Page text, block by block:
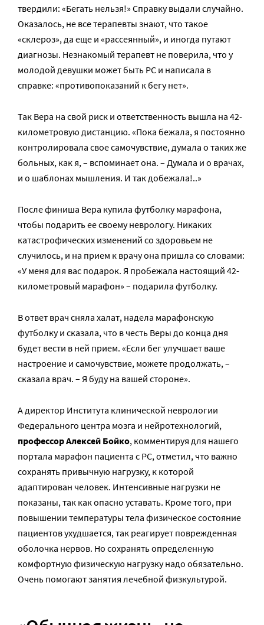
твердили: «Бегать нельзя!» Справку выдали случайно.
Оказалось, не все терапевты знают, что такое
«склероз», да еще и «рассеянный», и иногда путают
диагнозы. Незнакомый терапевт не поверила, что у
молодой девушки может быть РС и написала в
справке: «противопоказаний к бегу нет».
Так Вера на свой риск и ответственность вышла на 42-
километровую дистанцию. «Пока бежала, я постоянно
контролировала свое самочувствие, думала о таких же
больных, как я, – вспоминает она. – Думала и о врачах,
и о шаблонах мышления. И так добежала!..»
После финиша Вера купила футболку марафона,
чтобы подарить ее своему неврологу. Никаких
катастрофических изменений со здоровьем не
случилось, и на прием к врачу она пришла со словами:
«У меня для вас подарок. Я пробежала настоящий 42-
километровый марафон» – подарила футболку.
В ответ врач сняла халат, надела марафонскую
футболку и сказала, что в честь Веры до конца дня
будет вести в ней прием. «Если бег улучшает ваше
настроение и самочувствие, можете продолжать, –
сказала врач. – Я буду на вашей стороне».
А директор Института клинической неврологии
Федерального центра мозга и нейротехнологий,
профессор Алексей Бойко, комментируя для нашего
портала марафон пациента с РС, отметил, что важно
сохранять привычную нагрузку, к которой
адаптирован человек. Интенсивные нагрузки не
показаны, так как опасно уставать. Кроме того, при
повышении температуры тела физическое состояние
пациентов ухудшается, так реагирует поврежденная
оболочка нервов. Но сохранять определенную
комфортную физическую нагрузку надо обязательно.
Очень помогают занятия лечебной физкультурой.